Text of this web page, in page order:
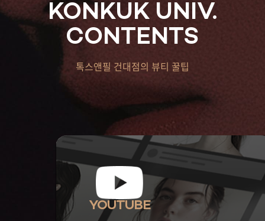
KONKUK UNIV.
CONTENTS
톡스앤필 건대점의 뷰티 꿀팁
YOUTUBE